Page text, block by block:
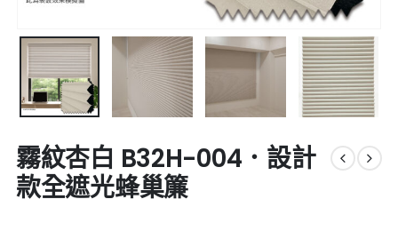
霧紋杏白 B32H-004．設計
款全遮光蜂巢簾